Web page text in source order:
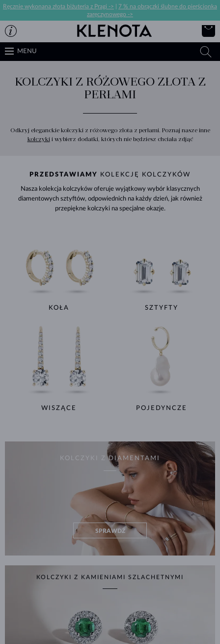
Ręcznie wykonana złota biżuteria z Pragi ->
7 % na obrączki ślubne do pierścionka
zaręczynowego ->
MENU
KOLCZYKI Z RÓŻOWEGO ZŁOTA Z
PERŁAMI
Odkryj eleganckie kolczyki z różowego złota z perłami. Poznaj nasze inne
kolczykii wybierz dodatki, których nie będziesz chciała zdjąć
PRZEDSTAWIAMY KOLEKCJĘ KOLCZYKÓW
Nasza kolekcja kolczyków oferuje wyjątkowy wybór klasycznych
diamentowych sztyftów, odpowiednich na każdy dzień, jak również
przepiękne kolczyki na specjalne okazje.
KOŁA SZTYFTY
WISZĄCE POJEDYNCZE
KOLCZYKI Z DIAMENTAMI
SPRAWDŹ
KOLCZYKI Z KAMIENIAMI SZLACHETNYMI